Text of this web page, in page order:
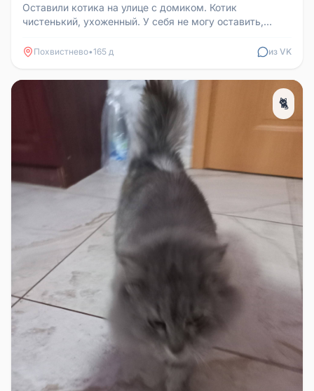
Оставили котика на улице с домиком. Котик
чистенький, ухоженный. У себя не могу оставить,
Похвистнево•165 д из VK
🐈